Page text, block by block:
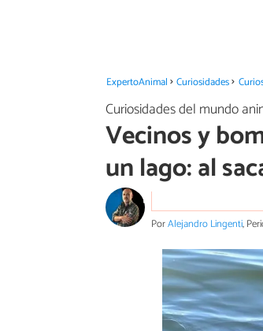
ExpertoAnimal Curiosidades
Curiosidades del mundo
Vecinos y
un lago: al
PorAlejandro Lingenti,